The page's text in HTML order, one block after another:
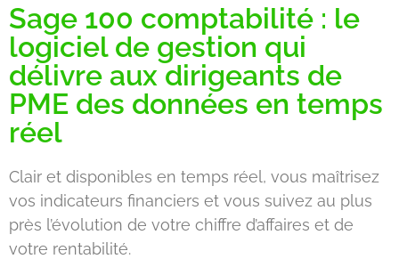
Sage 100 comptabilité : le
logiciel de gestion qui
délivre aux dirigeants de
PME des données en temps
réel
Clair et disponibles en temps réel, vous maîtrisez
vos indicateurs financiers et vous suivez au plus
près l’évolution de votre chiffre d’affaires et de
votre rentabilité.